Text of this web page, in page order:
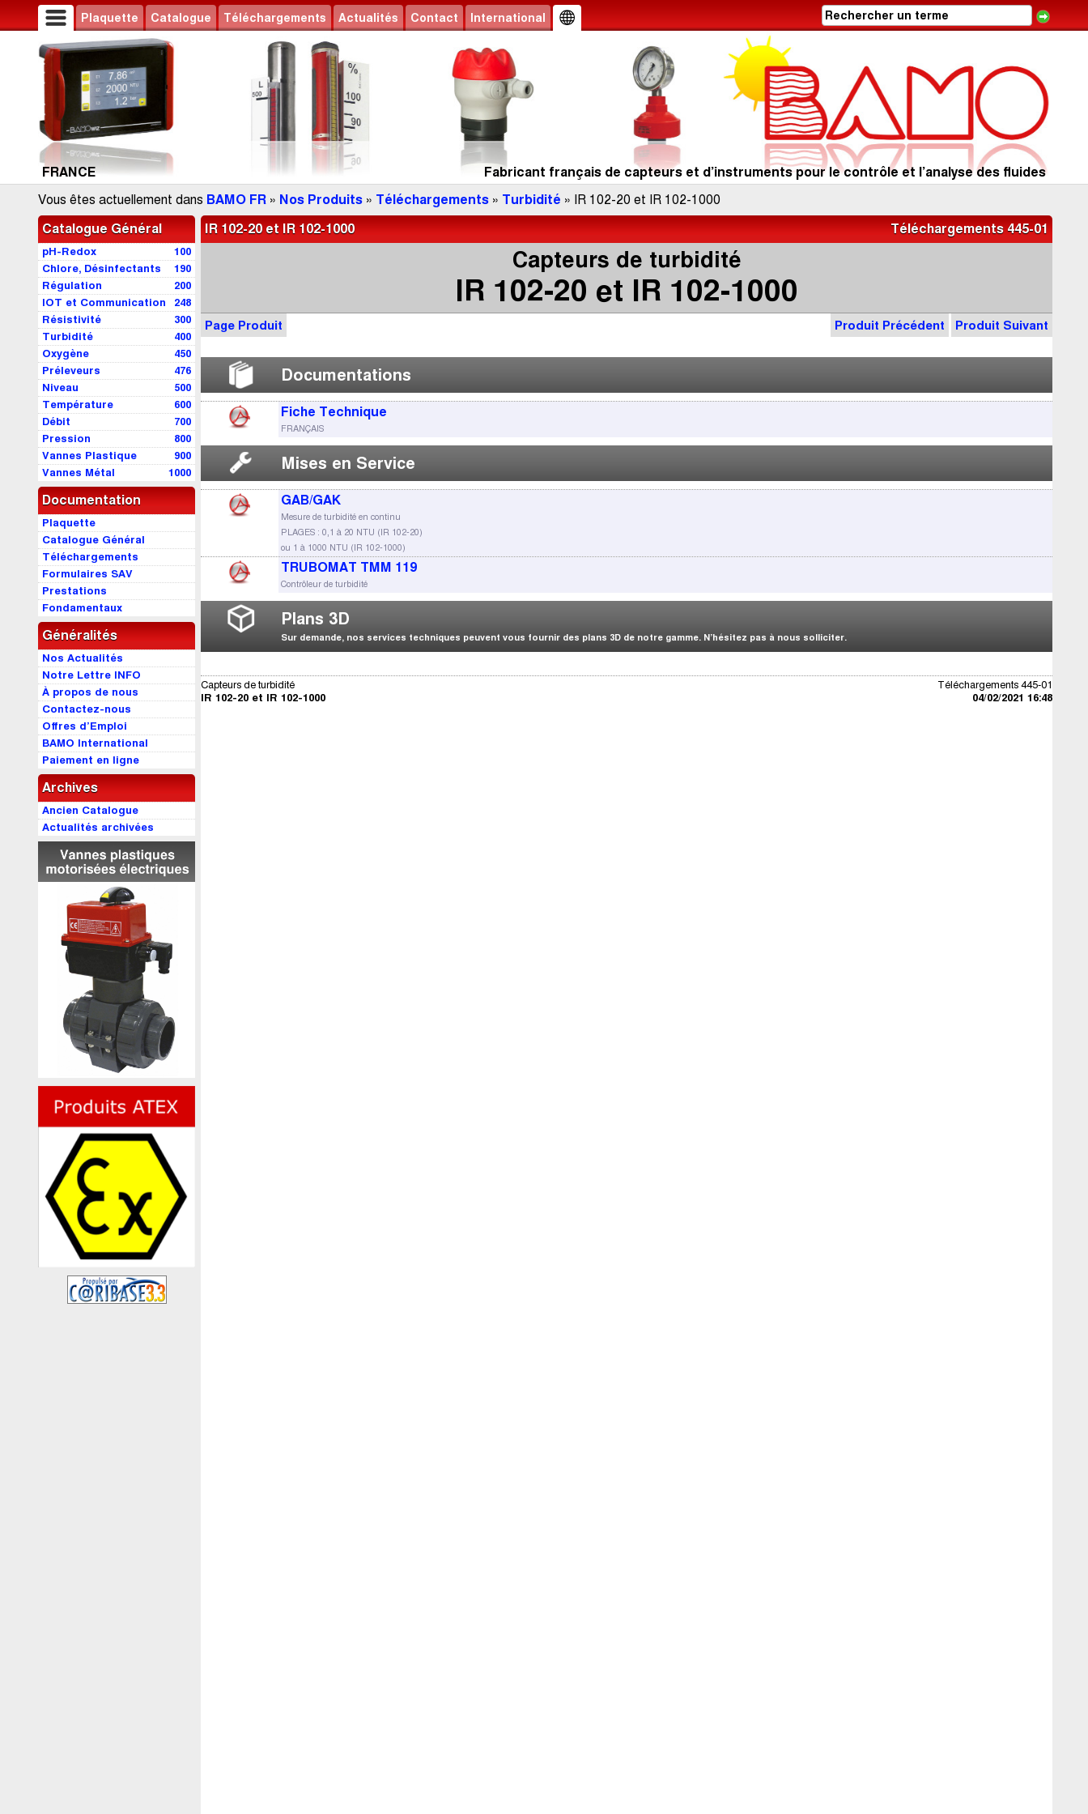
Plaquette Catalogue Téléchargements Actualités Contact International
FRANCE
Fabricant français de capteurs et d’instruments pour le contrôle et l’analyse des fluides
Vous êtes actuellement dans BAMO FR » Nos Produits » Téléchargements » Turbidité » IR 102-20 et IR 102-1000
Catalogue Général
100
pH-Redox
190
Chlore, Désinfectants
200
Régulation
248
IOT et Communication
300
Résistivité
400
Turbidité
450
Oxygène
476
Préleveurs
500
Niveau
600
Température
700
Débit
800
Pression
900
Vannes Plastique
1000
Vannes Métal
Documentation
Plaquette
Catalogue Général
Téléchargements
Formulaires SAV
Prestations
Fondamentaux
Généralités
Nos Actualités
Notre Lettre INFO
À propos de nous
Contactez-nous
Offres d’Emploi
BAMO International
Paiement en ligne
Archives
Ancien Catalogue
Actualités archivées
Téléchargements 445-01
IR 102-20 et IR 102-1000
Capteurs de turbidité
IR 102-20 et IR 102-1000
Produit Précédent Produit Suivant
Page Produit
Documentations
Fiche Technique
FRANÇAIS
Mises en Service
GAB/GAK
Mesure de turbidité en continu
PLAGES : 0,1 à 20 NTU (IR 102-20)
ou 1 à 1000 NTU (IR 102-1000)
TRUBOMAT TMM 119
Contrôleur de turbidité
Plans 3D
Sur demande, nos services techniques peuvent vous fournir des plans 3D de notre gamme. N’hésitez pas à nous solliciter.
Téléchargements 445-01
04/02/2021 16:48
Capteurs de turbidité
IR 102-20 et IR 102-1000